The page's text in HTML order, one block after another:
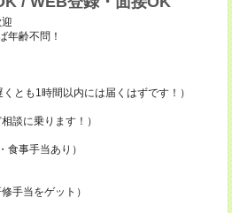
年齢不問！
とも1時間以内には届くはずです！）
談に乗ります！）
食事手当あり）
手当をゲット）